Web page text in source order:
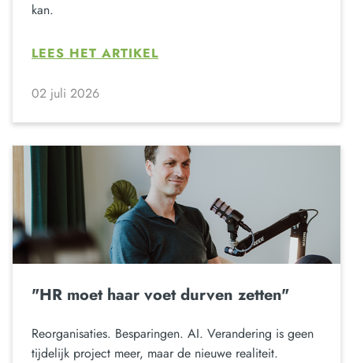
kan.
LEES HET ARTIKEL
02 juli 2026
"HR moet haar voet durven zetten"
Reorganisaties. Besparingen. AI. Verandering is geen
tijdelijk project meer, maar de nieuwe realiteit.